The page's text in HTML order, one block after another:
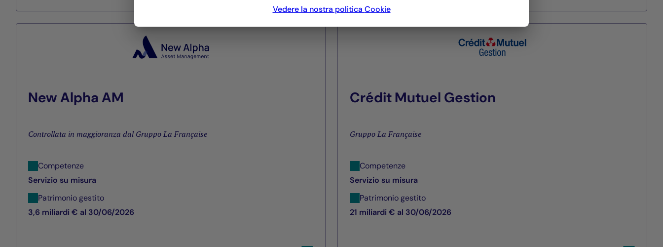
New Alpha AM
Controllata in maggioranza dal Gruppo La Française
Competenze
Servizio su misura
Patrimonio gestito
3,6 miliardi € al 30/06/2026
Crédit Mutuel Gestion
Gruppo La Française
Competenze
Servizio su misura
Patrimonio gestito
21 miliardi € al 30/06/2026
Vedere la nostra politica Cookie